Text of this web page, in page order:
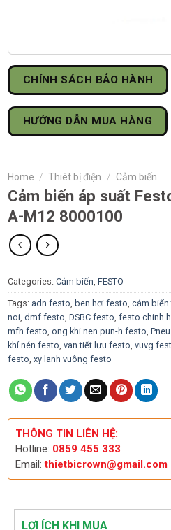
CHÍNH SÁCH BẢO HÀNH
HƯỚNG DẪN MUA HÀNG
Home / Thiêt bị điện / Cảm biến
Cảm biến áp suất
A-M12 8000100
Categories: Cảm biến, FESTO
Tags: adn festo, ben hơi festo, cảm
noi, dmf festo, DSBC festo, festo chinh
mfh festo, ong khi nen pun-h festo,
khí nén festo, van tiết lưu festo, vuvg
festo, xy lanh vuông festo
THÔNG TIN LIÊN HỆ:
Hotline: 0859 455 333
Email:thietbicrown@gmail.com
LỢI ÍCH KHI MUA